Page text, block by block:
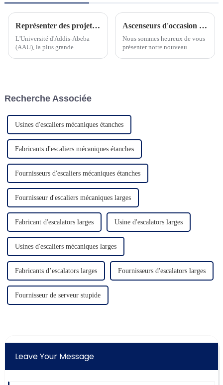
Représenter des projets en Ethiopie
L'Université d'Addis-Abeba
(AAU), la plus grande
Ascenseurs d'occasion pour villa panoramique et sécurité
Nous sommes heureux de vous
présenter notre nouveau
Recherche Associée
Usines d'escaliers mécaniques étanches
Fabricants d'escaliers mécaniques étanches
Fournisseurs d'escaliers mécaniques étanches
Fournisseur d'escaliers mécaniques larges
Fabricant d'escalators larges Usine d'escalators larges
Usines d'escaliers mécaniques larges
Fabricants d’escalators larges Fournisseurs d'escalators larges
Fournisseur de serveur stupide
Leave Your Message